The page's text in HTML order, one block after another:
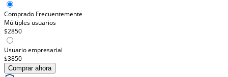
Comprado Frecuentemente
Múltiples usuarios
$2850
Usuario empresarial
$3850
Comprar ahora